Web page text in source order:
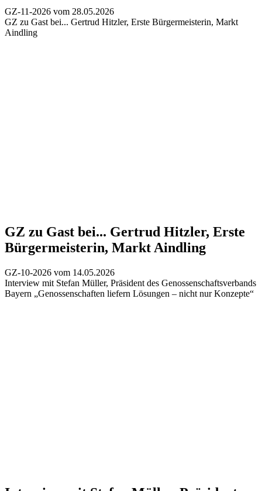
GZ-11-2026 vom 28.05.2026
GZ zu Gast bei... Gertrud Hitzler, Erste Bürgermeisterin, Markt
Aindling
GZ zu Gast bei... Gertrud Hitzler, Erste
Bürgermeisterin, Markt Aindling
GZ-10-2026 vom 14.05.2026
Interview mit Stefan Müller, Präsident des Genossenschaftsverbands
Bayern „Genossenschaften liefern Lösungen – nicht nur Konzepte“